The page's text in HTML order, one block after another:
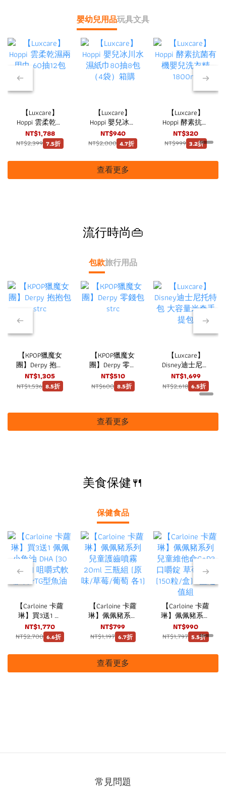
嬰幼兒用品玩具文具
【Luxcare】
Hoppi 雲柔乾濕
兩用巾 60抽12
包
NT$1,788
NT$2,399 7.5折
【Luxcare】
Hoppi 嬰兒冰川
水濕紙巾80抽8
包（4袋）箱購
NT$940
NT$2,000 4.7折
【Luxcare】
Hoppi 酵素抗菌
有機嬰兒洗衣精
1800ml
NT$320
NT$999 3.2折
查看更多
流行時尚👜
包款旅行用品
【KPOP獵魔女
團】Derpy 抱抱
包 strc
NT$1,305
NT$1,536 8.5折
【KPOP獵魔女
團】Derpy 零錢
包 strc
NT$510
NT$600 8.5折
【Luxcare】
Disney迪士尼托
特包 大容量米
奇手提包
NT$1,699
NT$2,618 6.5折
查看更多
美食保健🍴
保健食品
【Carloine 卡蘿
琳】買3送1 佩
佩小魚油 DHA
(30粒/盒) 咀嚼
式軟膠囊 rTG型
魚油
NT$1,770
NT$2,700 6.6折
【Carloine 卡蘿
琳】佩佩豬系列
兒童護齒噴霧
20ml 三瓶組
(原味/草莓/葡
萄 各1)
NT$799
NT$1,197 6.7折
【Carloine 卡蘿
琳】佩佩豬系列
兒童維他命
C+D3 口嚼錠 草
莓口味 (150粒/
盒) 3盒超值組
NT$990
NT$1,797 5.5折
查看更多
常見問題